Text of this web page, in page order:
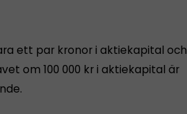
ett par kronor i aktiekapital och
om 100 000 kr i aktiekapital är